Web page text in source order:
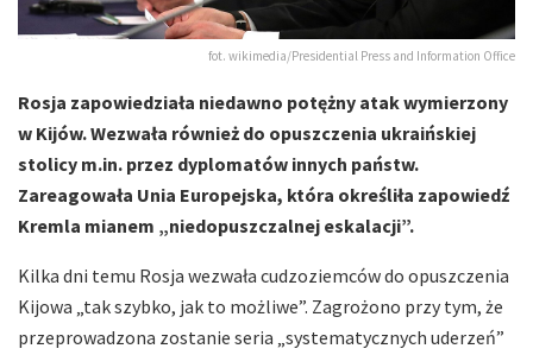
fot. wikimedia/Presidential Press and Information Office
Rosja zapowiedziała niedawno potężny atak wymierzony
w Kijów. Wezwała również do opuszczenia ukraińskiej
stolicy m.in. przez dyplomatów innych państw.
Zareagowała Unia Europejska, która określiła zapowiedź
Kremla mianem „niedopuszczalnej eskalacji”.
Kilka dni temu Rosja wezwała cudzoziemców do opuszczenia
Kijowa „tak szybko, jak to możliwe”. Zagrożono przy tym, że
przeprowadzona zostanie seria „systematycznych uderzeń”